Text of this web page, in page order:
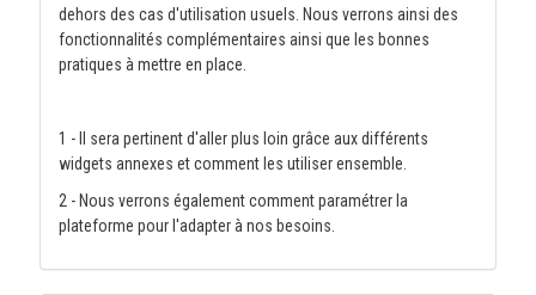
dehors des cas d'utilisation usuels. Nous verrons ainsi des
fonctionnalités complémentaires ainsi que les bonnes
pratiques à mettre en place.
1 - Il sera pertinent d'aller plus loin grâce aux différents
widgets annexes et comment les utiliser ensemble.
2 - Nous verrons également comment paramétrer la
plateforme pour l'adapter à nos besoins.